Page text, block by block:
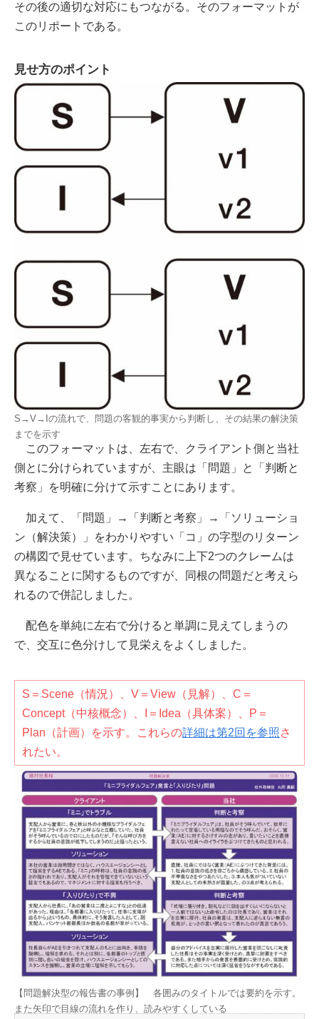
その後の適切な対応にもつながる。そのフォーマットが
このリポートである。
見せ方のポイント
S→V→Iの流れで、問題の客観的事実から判断し、その結果の解決策
までを示す
このフォーマットは、左右で、クライアント側と当社
側とに分けられていますが、主眼は「問題」と「判断と
考察」を明確に分けて示すことにあります。
加えて、「問題」→「判断と考察」→「ソリューショ
ン（解決策）」をわかりやすい「コ」の字型のリターン
の構図で見せています。ちなみに上下2つのクレームは
異なることに関するものですが、同根の問題だと考えら
れるので併記しました。
配色を単純に左右で分けると単調に見えてしまうの
で、交互に色分けして見栄えをよくしました。
S＝Scene（情況）、V＝View（見解）、C＝
Concept（中核概念）、I＝Idea（具体案）、P＝
Plan（計画）を示す。これらの詳細は第2回を参照 さ
れたい。
【問題解決型の報告書の事例】 各囲みのタイトルでは要約を示す。
また矢印で目線の流れを作り、読みやすくしている